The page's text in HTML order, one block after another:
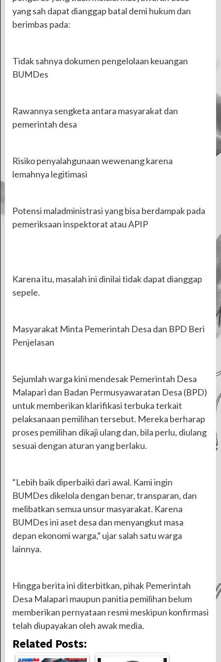
yang sah dapat dianggap batal demi hukum dan
berimbas pada:
Tidak sahnya dokumen pengelolaan keuangan
BUMDes
Rawannya sengketa antara masyarakat dan
pemerintah desa
Risiko penyalahgunaan wewenang karena
lemahnya legitimasi
Potensi maladministrasi yang bisa berdampak pada
pemeriksaan inspektorat atau APIP
Karena itu, masalah ini dinilai tidak dapat dianggap
sepele.
Masyarakat Minta Pemerintah Desa dan BPD Beri
Penjelasan
Sejumlah warga kini mendesak Pemerintah Desa
Malapari dan Badan Permusyawaratan Desa (BPD)
untuk memberikan klarifikasi terbuka terkait
pelaksanaan pemilihan tersebut. Mereka berharap
proses pemilihan dikaji ulang dan, bila perlu, diulang
sesuai dengan aturan yang berlaku.
“Lebih baik diperbaiki dari awal. Kami ingin
BUMDes dikelola dengan benar, transparan, dan
melibatkan semua unsur masyarakat. Karena
BUMDes ini aset desa dan menyangkut masa
depan ekonomi warga,” ujar salah satu warga
lainnya.
Hingga berita ini diterbitkan, pihak Pemerintah
Desa Malapari maupun panitia pemilihan belum
memberikan pernyataan resmi meskipun konfirmasi
telah diupayakan oleh awak media.
Related Posts: